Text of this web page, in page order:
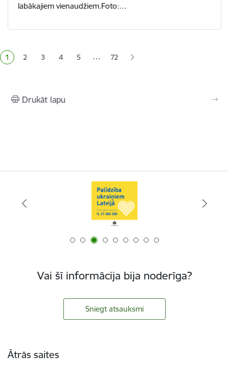
labākajiem vienaudžiem.Foto:…
Pašreizējā lapa
1 Lapa
2 Lapa
3 Lapa
4 Lapa
5 … 72
Drukāt lapu
Vai šī informācija bija noderīga?
Sniegt atsauksmi
Ātrās saites